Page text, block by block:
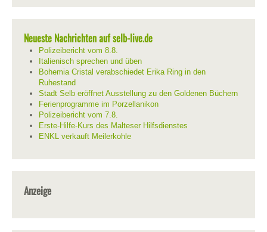
Neueste Nachrichten auf selb-live.de
Polizeibericht vom 8.8.
Italienisch sprechen und üben
Bohemia Cristal verabschiedet Erika Ring in den
Ruhestand
Stadt Selb eröffnet Ausstellung zu den Goldenen Büchern
Ferienprogramme im Porzellanikon
Polizeibericht vom 7.8.
Erste-Hilfe-Kurs des Malteser Hilfsdienstes
ENKL verkauft Meilerkohle
Anzeige